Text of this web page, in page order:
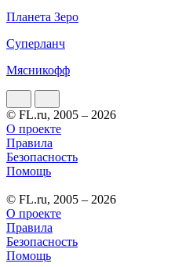
Планета Зеро
Суперланч
Мясникофф
© FL.ru, 2005 – 2026
О проекте
Правила
Безопасность
Помощь
© FL.ru, 2005 – 2026
О проекте
Правила
Безопасность
Помощь